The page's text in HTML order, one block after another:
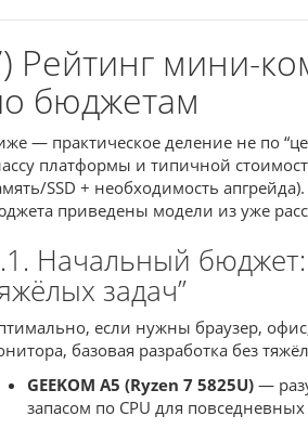
Рейтинг мини-
бюджетам
— практическое деление не по
платформы и типичной
SSD + необходимость
приведены модели из уже
Начальный
задач”
если нужны браузер,
базовая разработка без
GEEKOM A5 (Ryzen 7 5825U) —
запасом по CPU для повседневных